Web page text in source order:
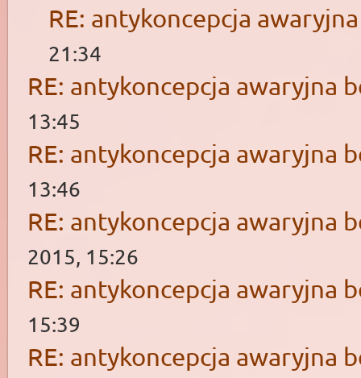
RE: antykoncepcja
21:34
RE: antykoncepcja awaryjna
13:45
RE: antykoncepcja awaryjna
13:46
RE: antykoncepcja awaryjna
2015, 15:26
RE: antykoncepcja awaryjna
15:39
RE: antykoncepcja awaryjna